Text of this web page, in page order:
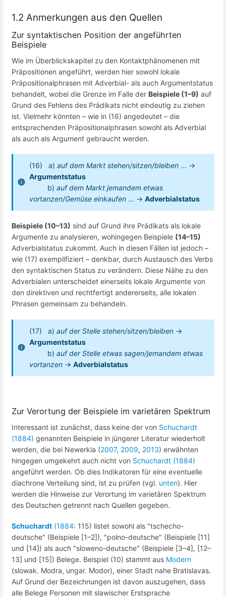
1.2 Anmerkungen aus den Quellen
Zur syntaktischen Position der angeführten
Beispiele
Wie im Überblickskapitel zu den Kontaktphänomenen mit
Präpositionen angeführt, werden hier sowohl lokale
Präpositionalphrasen mit Adverbial- als auch Argumentstatus
behandelt, wobei die Grenze im Falle der Beispiele (1–9) auf
Grund des Fehlens des Prädikats nicht eindeutig zu ziehen
ist. Vielmehr könnten – wie in (16) angedeutet – die
entsprechenden Präpositionalphrasen sowohl als Adverbial
als auch als Argument gebraucht werden.
(16) a) auf dem Markt stehen/sitzen/bleiben ... →
Argumentstatus
b) auf dem Markt jemandem etwas
vortanzen/Gemüse einkaufen ... → Adverbialstatus
Beispiele (10–13) sind auf Grund ihre Prädikats als lokale
Argumente zu analysieren, wohingegen Beispiele (14–15)
Adverbialstatus zukommt. Auch in diesen Fällen ist jedoch –
wie (17) exemplifiziert – denkbar, durch Austausch des Verbs
den syntaktischen Status zu verändern. Diese Nähe zu den
Adverbialen unterscheidet einerseits lokale Argumente von
den direktiven und rechtfertigt andererseits, alle lokalen
Phrasen gemeinsam zu behandeln.
(17) a) auf der Stelle stehen/sitzen/bleiben →
Argumentstatus
b) auf der Stelle etwas sagen/jemandem etwas
vortanzen → Adverbialstatus
Zur Verortung der Beispiele im varietären Spektrum
Interessant ist zunächst, dass keine der von Schuchardt
(1884) genannten Beispiele in jüngerer Literatur wiederholt
werden, die bei Newerkla (2007, 2009, 2013) erwähnten
hingegen umgekehrt auch nicht von Schuchardt (1884)
angeführt werden. Ob dies Indikatoren für eine eventuelle
diachrone Verteilung sind, ist zu prüfen (vgl. unten). Hier
werden die Hinweise zur Verortung im varietären Spektrum
des Deutschen getrennt nach Quellen gegeben.
Schuchardt (1884: 115) listet sowohl als "tschecho-
deutsche" (Beispiele [1–2]), "polno-deutsche" (Beispiele [11]
und [14]) als auch "sloweno-deutsche" (Beispiele [3–4], [12–
13] und [15]) Belege. Beispiel (10) stammt aus Modern
(slowak. Modra, ungar. Modor), einer Stadt nahe Bratislavas.
Auf Grund der Bezeichnungen ist davon auszugehen, dass
alle Belege Personen mit slawischer Erstsprache